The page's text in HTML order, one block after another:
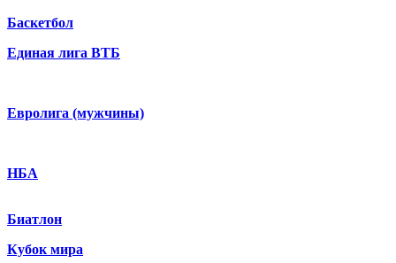
Баскетбол
Единая лига ВТБ
Евролига (мужчины)
НБА
Биатлон
Кубок мира